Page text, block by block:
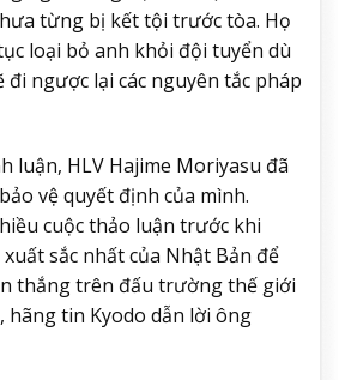
từng bị kết tội trước tòa. Họ
loại bỏ anh khỏi đội tuyển dù
ngược lại các nguyên tắc pháp
luận, HLV Hajime Moriyasu đã
vệ quyết định của mình.
cuộc thảo luận trước khi
sắc nhất của Nhật Bản để
thắng trên đấu trường thế giới
hãng tin Kyodo dẫn lời ông